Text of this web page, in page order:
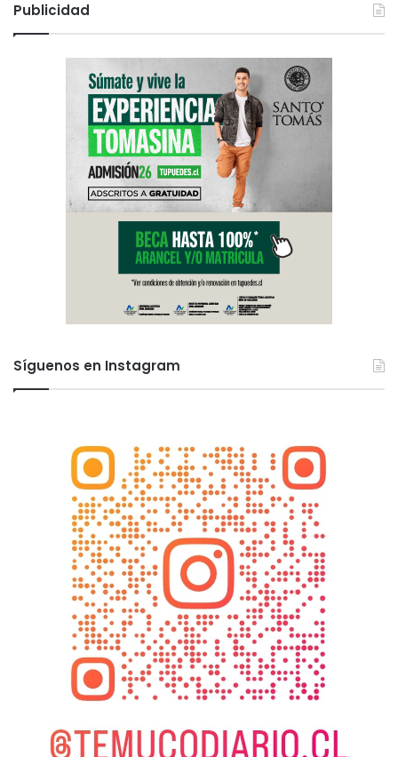
Publicidad
Síguenos en Instagram